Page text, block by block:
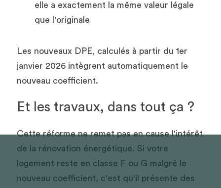
elle a exactement la même valeur légale
que l'originale
Les nouveaux DPE, calculés à partir du 1er
janvier 2026 intègrent automatiquement le
nouveau coefficient.
Et les travaux, dans tout ça ?
Cette réforme ne remet pas en cause l'intérêt
de la rénovation énergétique. Si votre
logement reste en classe F ou G malgré le
nouveau coefficient, c'est qu'il présente des